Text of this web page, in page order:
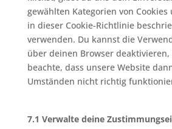
gewählten Kategorien von
in dieser Cookie-Richtlinie
verwenden. Du kannst die
über deinen Browser
beachte, dass unsere Website
Umständen nicht richtig
7.1 Verwalte deine